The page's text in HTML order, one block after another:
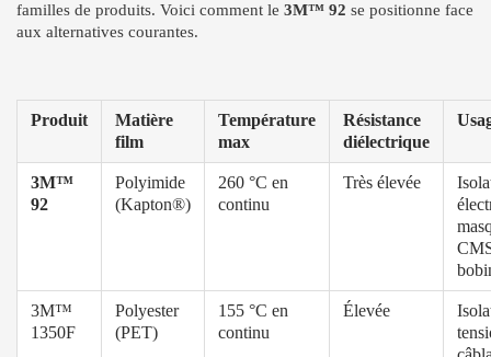
familles de produits. Voici comment le 3M™ 92 se positionne face
aux alternatives courantes.
Produit
Matière
film
Température
max
Résistance
diélectrique
3M™
92
Polyimide
(Kapton®)
260 °C en
continu
Très élevée
3M™
1350F
Polyester
(PET)
155 °C en
continu
Élevée